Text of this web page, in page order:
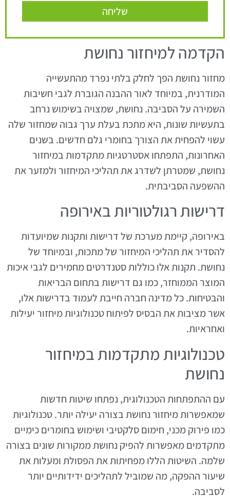
שליחה
הקדמה למיחזור נחושת
מחזור נחושת הפך לחלק בלתי נפרד מהתעשייה
המודרנית, במיוחד לאור ההבנה הגוברת לגבי חשיבות
השמירה על הסביבה. נחושת, שמצויה בשימוש נרחב
בתעשיות שונות, היא מתכת בעלת ערך גבוה שמחזור שלה
עשוי להפחית את הצורך בחומרי גלם חדשים. בשנים
האחרונות, התפתחו אסטרטגיות מתקדמות במיחזור
נחושת, שמטרתן לשדרג את תהליכי המיחזור ולמזער את
ההשפעה הסביבתית.
דרישות רגולטוריות באירופה
באירופה, קיימת מערכת של דרישות ותקנות שמיועדות
להסדיר את תהליכי המיחזור של מתכות, ובמיוחד של
נחושת. תקנות אלו כוללות סטנדרטים מחמירים לגבי איכות
המוצר הממוחזר, כמו גם דרישות בתחום הבריאות
והבטיחות. כל מדינה חברה חייבת לעמוד בדרישות אלו,
אשר מציבות את הבסיס לפיתוח טכנולוגיות מיחזור יעילות
ואחראיות.
טכנולוגיות מתקדמות במיחזור
נחושת
עם ההתפתחות הטכנולוגית, נפתחו שיטות חדשות
שמאפשרות מיחזור נחושת בצורה יעילה יותר. טכנולוגיות
כמו פירוק מכני, חימום סלקטיבי ושימוש בחומרים כימיים
מתקדמים מאפשרות להפיק נחושת ממקורות שונים בצורה
שלמה. השיטות הללו מפחיתות את הפסולת ומעלות את
שיעור ההפקה, מה שמוביל לתהליכים ידידותיים יותר
לסביבה.